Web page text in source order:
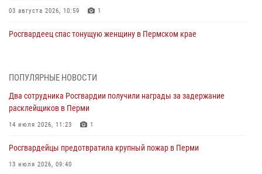
03 августа 2026, 10:59 1
Росгвардеец спас тонущую женщину в Пермском крае
Сотрудники Росгвардии приняли участие в торжественном
28 июля 2026, 10:44 1
Росгвардейцы оказали силовую поддержку при задержании
28 июля 2026, 06:15
ПОПУЛЯРНЫЕ НОВОСТИ
Два сотрудника Росгвардии получили награды за задержание
расклейщиков в Перми
14 июля 2026, 11:23 1
Росгвардейцы предотвратила крупный пожар в Перми
13 июля 2026, 09:40